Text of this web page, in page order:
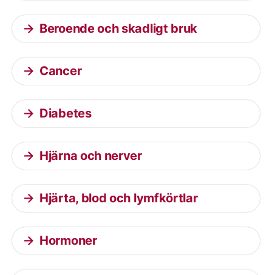
Beroende och skadligt bruk
Cancer
Diabetes
Hjärna och nerver
Hjärta, blod och lymfkörtlar
Hormoner